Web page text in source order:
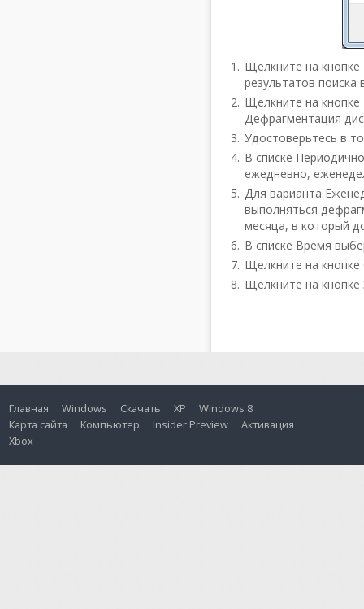
Щелкните на кнопке
результатов
Щелкните на кнопке
Дефрагментация
Удостоверьтесь в
В списке
ежедневно,
Для варианта
выполняться
месяца, в который
В списке Время
Щелкните на
Щелкните на кнопке
Главная Windows Скачать XP
Windows 8
Карта сайта
Компьютер Insider Preview
Активация
Xbox